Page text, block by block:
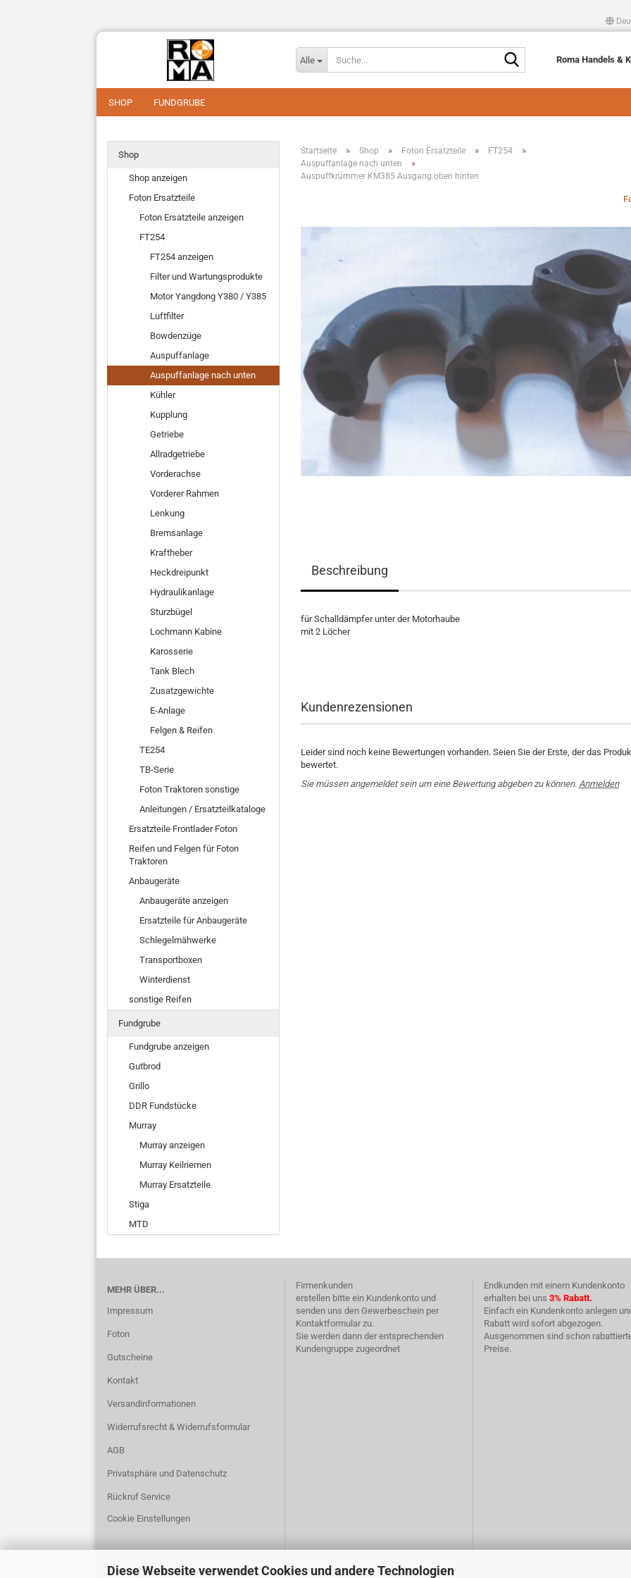
Diese Webseite verwendet Cookies und andere Technologien
Alle Roma Handels &
SHOP
TE254
TB-Serie
Foton Traktoren sonstige
Anleitungen / Ersatzteilkataloge
Ersatzteile für Anbaugeräte
Schlegelmähwerke
Transportboxen
Winterdienst
FUNDGRUBE
Startseite » Shop » Foton Ersatzteile » FT254 »
Auspuffanlage nach unten »
Auspuffkrümmer KM385 Ausgang oben hinten
Beschreibung
für Schalldämpfer unter der Motorhaube
mit 2 Löcher
Kundenrezensionen
Leider sind noch keine Bewertungen vorhanden. Seien Sie der Erste, der das
bewertet.
Sie müssen angemeldet sein um eine Bewertung abgeben zu können. Anmelden
Shop
Shop anzeigen
Foton Ersatzteile
Foton Ersatzteile anzeigen
FT254
FT254 anzeigen
Filter und Wartungsprodukte
Motor Yangdong Y380 / Y385
Luftfilter
Bowdenzüge
Auspuffanlage
Auspuffanlage nach unten
Kühler
Kupplung
Getriebe
Allradgetriebe
Vorderachse
Vorderer Rahmen
Lenkung
Bremsanlage
Kraftheber
Heckdreipunkt
Hydraulikanlage
Sturzbügel
Lochmann Kabine
Karosserie
Tank Blech
Zusatzgewichte
E-Anlage
Felgen & Reifen
TE254
TB-Serie
Foton Traktoren sonstige
Anleitungen / Ersatzteilkataloge
Ersatzteile Frontlader Foton
Reifen und Felgen für Foton
Traktoren
Anbaugeräte
Anbaugeräte anzeigen
Ersatzteile für Anbaugeräte
Schlegelmähwerke
Transportboxen
Winterdienst
sonstige Reifen
Fundgrube
Fundgrube anzeigen
Gutbrod
Grillo
DDR Fundstücke
Murray
Murray anzeigen
Murray Keilriemen
Murray Ersatzteile
Stiga
MTD
MEHR ÜBER...
Impressum
Foton
Gutscheine
Kontakt
Versandinformationen
Widerrufsrecht & Widerrufsformular
AGB
Privatsphäre und Datenschutz
Rückruf Service
Cookie Einstellungen
Firmenkunden
erstellen bitte ein Kundenkonto und
senden uns den Gewerbeschein per
Kontaktformularzu.
Sie werden dann der entsprechenden
Kundengruppe zugeordnet
Endkunden mit einem Kundenkonto
erhalten bei uns 3% Rabatt.
Einfach ein Kundenkonto anlegen
Rabatt wird sofort abgezogen.
Ausgenommen sind schon
Preise.